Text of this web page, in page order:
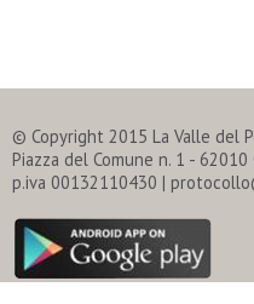
© Copyright 2015 La Valle del
Piazza del Comune n. 1 -
p.iva 00132110430 |